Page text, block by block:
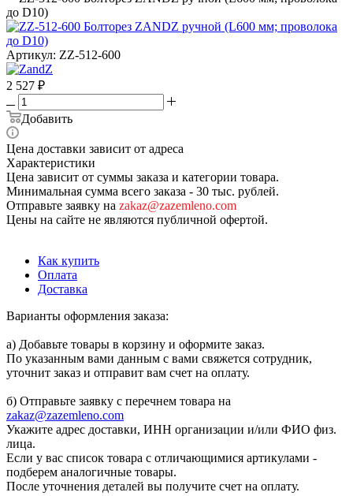
до D10)
Артикул: ZZ-512-600
2 527 ₽
Добавить
Цена доставки зависит от адреса
Характеристики
Цена зависит от суммы заказа и категории товара.
Минимальная сумма всего заказа - 30 тыс. рублей.
Отправьте заявку на zakaz@zazemleno.com
Цены на сайте не являются публичной офертой.
Как купить
Оплата
Доставка
Варианты оформления заказа:
а) Добавьте товары в корзину и оформите заказ.
По указанным вами данным с вами свяжется сотрудник,
уточнит заказ и отправит вам счет на оплату.
б) Отправьте заявку с перечнем товара на
zakaz@zazemleno.com
Укажите адрес доставки, ИНН организации и/или ФИО физ.
лица.
Если у вас список товара с отличающимися артикулами -
подберем аналогичные товары.
После уточнения деталей вы получите счет на оплату.